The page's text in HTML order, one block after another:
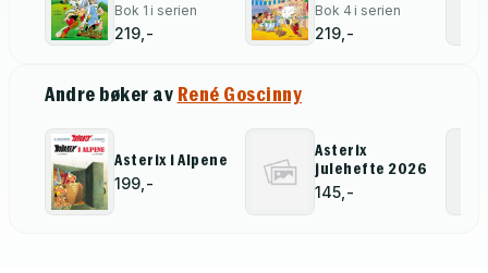
Bok 1 i serien
219,-
Bok 4 i serien
219,-
Andre bøker av René Goscinny
Asterix i Alpene
199,-
Asterix
julehefte 2026
145,-